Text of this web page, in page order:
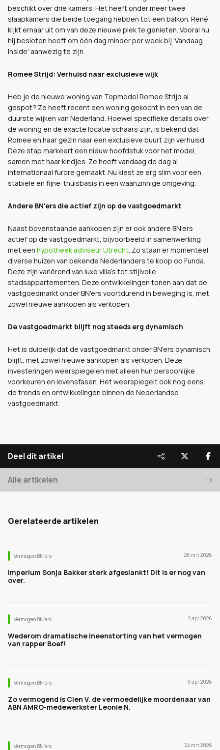
beschikt over drie kamers. Het heeft onder meer twee
slaapkamers die beide toegang hebben tot een balkon. René
kijkt ernaar uit om van deze nieuwe plek te genieten. Vooral nu
hij besloten heeft om één dag minder per week bij 'Vandaag
Inside' aanwezig te zijn.
Romee Strijd: Verhuisd naar exclusieve wijk
Heb je de nieuwe woning van Topmodel Romee Strijd al
gespot? Ze heeft recent een woning gekocht in een van de
duurste wijken van Nederland. Hoewel specifieke details over
de woning en de exacte locatie schaars zijn, is bekend dat
Romee en haar gezin naar een exclusieve buurt zijn verhuisd.
Deze stap markeert een nieuw hoofdstuk voor het model,
samen met haar kindjes. Ze heeft vandaag de dag al
internationaal furore gemaakt. Nu kiest ze erg slim voor een
stabiele en fijne thuisbasis in een waanzinnige omgeving.
Andere BN'ers die actief zijn op de vastgoedmarkt
Naast bovenstaande aankopen zijn er ook andere BN'ers
actief op de vastgoedmarkt, bijvoorbeeld in samenwerking
met een hypotheek adviseur Utrecht. Zo staan er momenteel
diverse huizen van bekende Nederlanders te koop op Funda.
Deze zijn variërend van luxe villa's tot stijlvolle
stadsappartementen. Deze ontwikkelingen tonen aan dat de
vastgoedmarkt onder BN'ers voortdurend in beweging is, met
zowel nieuwe aankopen als verkopen.
De vastgoedmarkt blijft nog steeds erg dynamisch
Het is duidelijk dat de vastgoedmarkt onder BN'ers dynamisch
blijft, met zowel nieuwe aankopen als verkopen. Deze
investeringen weerspiegelen niet alleen hun persoonlijke
voorkeuren en levensfasen. Het weerspiegelt ook nog eens
de trends en ontwikkelingen binnen de Nederlandse
vastgoedmarkt.
Deel dit artikel
Alle artikelen
Gerelateerde artikelen
Vermogen BN’ers 26 mrt 2026
Imperium Sonja Bakker sterk afgeslankt! Dit is er nog van
over.
Vermogen BN’ers 2 apr 2026
Wederom dramatische ineenstorting van het vermogen
van rapper Boef!
Vermogen BN’ers 9 apr 2026
Zo vermogend is Clen V. de vermoedelijke moordenaar van
ABN AMRO-medewerkster Leonie N.
Vermogen BN’ers 24 mrt 2026